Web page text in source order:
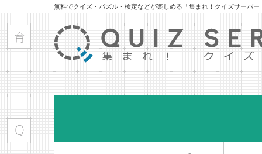
無料でクイズ・パズル・検定などが楽しめる「集まれ！クイズサーバー